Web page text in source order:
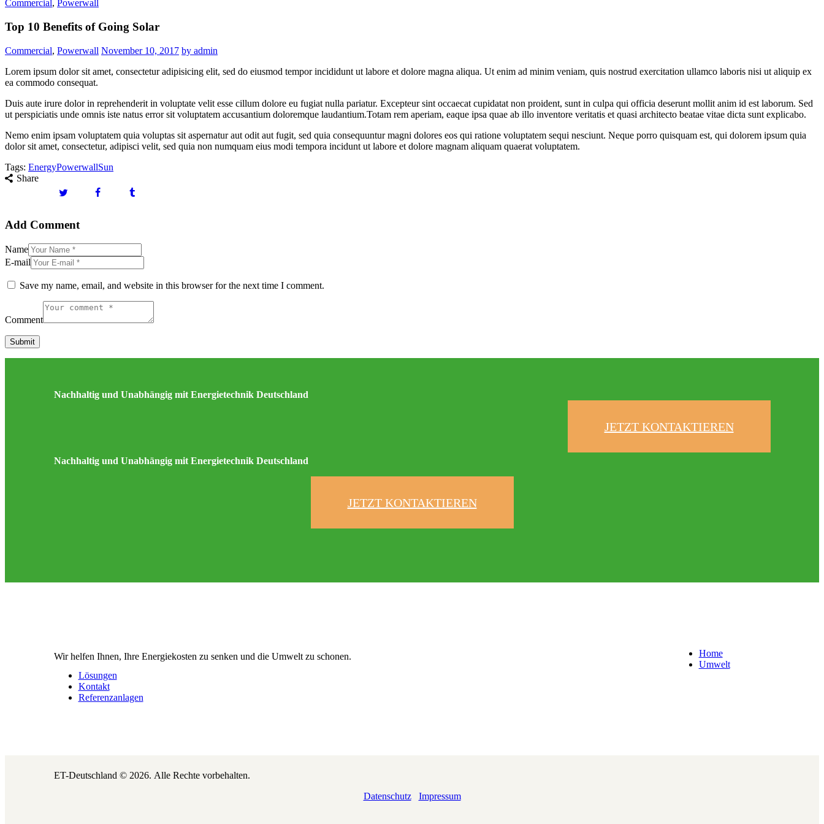
Commercial, Powerwall
Top 10 Benefits of Going Solar
Commercial, Powerwall November 10, 2017 by admin
Lorem ipsum dolor sit amet, consectetur adipisicing elit, sed do eiusmod tempor incididunt ut labore et dolore magna aliqua. Ut enim ad minim veniam, quis nostrud exercitation ullamco laboris nisi ut aliquip ex
ea commodo consequat.
Duis aute irure dolor in reprehenderit in voluptate velit esse cillum dolore eu fugiat nulla pariatur. Excepteur sint occaecat cupidatat non proident, sunt in culpa qui officia deserunt mollit anim id est laborum. Sed
ut perspiciatis unde omnis iste natus error sit voluptatem accusantium doloremque laudantium.Totam rem aperiam, eaque ipsa quae ab illo inventore veritatis et quasi architecto beatae vitae dicta sunt explicabo.
Nemo enim ipsam voluptatem quia voluptas sit aspernatur aut odit aut fugit, sed quia consequuntur magni dolores eos qui ratione voluptatem sequi nesciunt. Neque porro quisquam est, qui dolorem ipsum quia
dolor sit amet, consectetur, adipisci velit, sed quia non numquam eius modi tempora incidunt ut labore et dolore magnam aliquam quaerat voluptatem.
Tags: EnergyPowerwallSun
Share
Add Comment
Name
E-mail
Save my name, email, and website in this browser for the next time I comment.
Comment
Nachhaltig und Unabhängig mit Energietechnik Deutschland
JETZT KONTAKTIEREN
Nachhaltig und Unabhängig mit Energietechnik Deutschland
JETZT KONTAKTIEREN
Wir helfen Ihnen, Ihre Energiekosten zu senken und die Umwelt zu schonen.
Home
Umwelt
Lösungen
Kontakt
Referenzanlagen
ET-Deutschland © 2026. Alle Rechte vorbehalten.
Datenschutz
Impressum